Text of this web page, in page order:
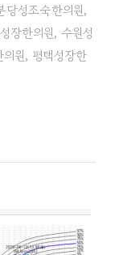
당성조숙한의원,
장한의원, 수원성
원, 평택성장한